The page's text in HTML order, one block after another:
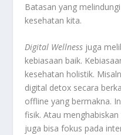
Batasan yang
kesehatan kita.
Digital Wellness juga
kebiasaan baik.
kesehatan holistik.
digital detox secara
offline yang bermakna.
fisik. Atau
juga bisa fokus pada